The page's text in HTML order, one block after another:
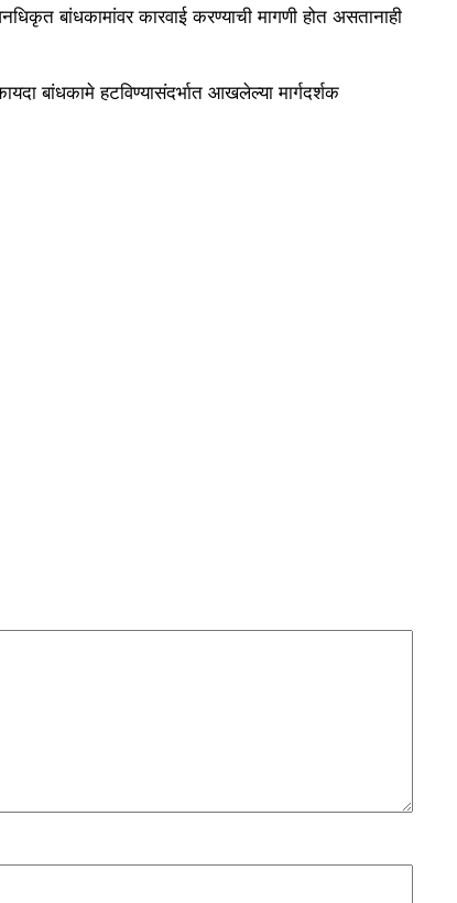
बांधकामांवर कारवाई करण्याची मागणी होत असतानाही
बांधकामे हटविण्यासंदर्भात आखलेल्या मार्गदर्शक